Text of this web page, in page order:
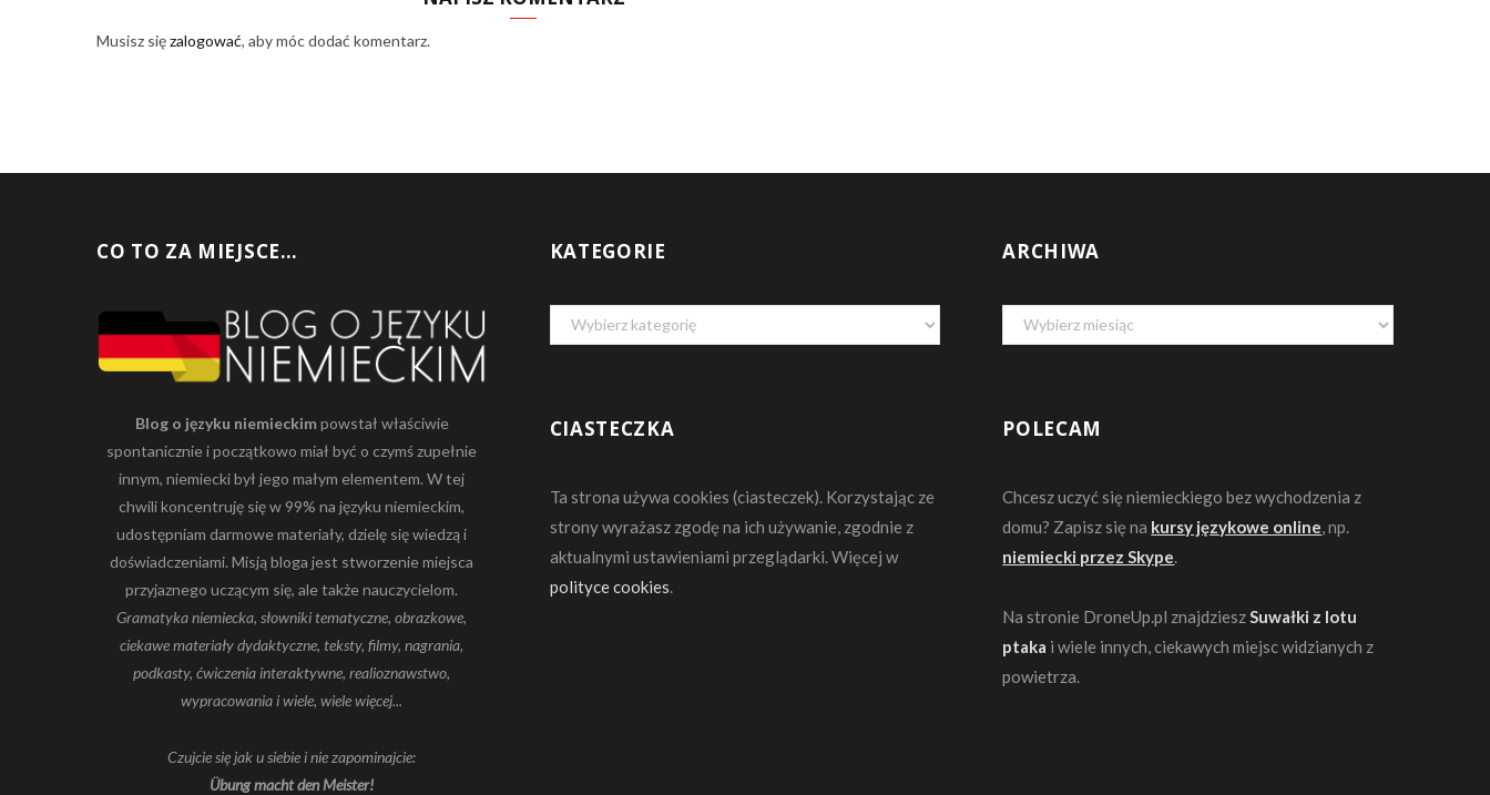
Musisz sięzalogować, aby móc dodać komentarz.
CO TO ZA MIEJSCE…
Blog o języku niemieckimpowstał właściwie
spontanicznie i początkowo miał być o czymś zupełnie
innym, niemiecki był jego małym elementem. W tej
chwili koncentruję się w 99% na języku niemieckim,
udostępniam darmowe materiały, dzielę się wiedzą i
doświadczeniami. Misją bloga jest stworzenie miejsca
przyjaznego uczącym się, ale także nauczycielom.
Gramatyka niemiecka, słowniki tematyczne, obrazkowe,
ciekawe materiały dydaktyczne, teksty, filmy, nagrania,
podkasty, ćwiczenia interaktywne, realioznawstwo,
wypracowania i wiele, wiele więcej...
Czujcie się jak u siebie i nie zapominajcie:
Übung macht den Meister!
KATEGORIE
Kategorie
ARCHIWA
Archiwa
CIASTECZKA
Ta strona używa cookies (ciasteczek). Korzystając ze
strony wyrażasz zgodę na ich używanie, zgodnie z
aktualnymi ustawieniami przeglądarki. Więcej w
polityce cookies.
POLECAM
Chcesz uczyć się niemieckiego bez wychodzenia z
domu? Zapisz się na kursy językowe online, np.
niemiecki przez Skype.
Na stronie DroneUp.pl znajdzieszSuwałki z lotu
ptaka i wiele innych, ciekawych miejsc widzianych z
powietrza.